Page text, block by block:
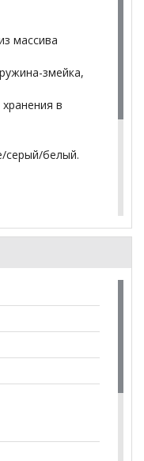
массива
змейка,
в
серый/белый.
как купить
магазинаи
магазинах-